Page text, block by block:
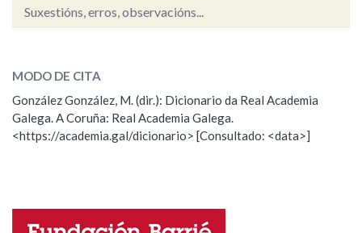
Na fraseoloxía
OUTRAS OPCIÓNS DE BUSCA
Marcas gramaticais
Suxestións, erros, observacións...
ESCOLLE UNHA OPCIÓN:
Observación Hai un erro na palabra
Propoño mellorar a definición
Nome
MODO DE CITA
González González, M. (dir.): Dicionario da Real Academia
Galega. A Coruña: Real Academia Galega.
<https://academia.gal/dicionario> [Consultado: <data>]